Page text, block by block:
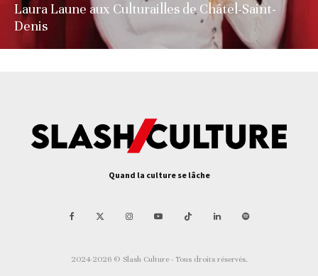
Laura Laune aux Culturailles de Châtel-Saint-
Denis
Quand la culture se lâche
2024-2026 © Slash Culture - Tous droits réservés.